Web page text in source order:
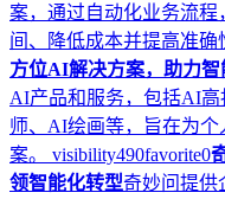
案，通过自动化业务流
间、降低成本并提高准确
方位AI解决方案，助力智
AI产品和服务，包括AI
师、AI绘画等，旨在为
案。 visibility490favorite0
领智能化转型奇妙问提供